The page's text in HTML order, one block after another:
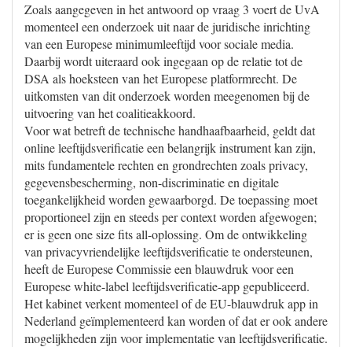
Zoals aangegeven in het antwoord op vraag 3 voert de UvA
momenteel een onderzoek uit naar de juridische inrichting
van een Europese minimumleeftijd voor sociale media.
Daarbij wordt uiteraard ook ingegaan op de relatie tot de
DSA als hoeksteen van het Europese platformrecht. De
uitkomsten van dit onderzoek worden meegenomen bij de
uitvoering van het coalitieakkoord.
Voor wat betreft de technische handhaafbaarheid, geldt dat
online leeftijdsverificatie een belangrijk instrument kan zijn,
mits fundamentele rechten en grondrechten zoals privacy,
gegevensbescherming, non-discriminatie en digitale
toegankelijkheid worden gewaarborgd. De toepassing moet
proportioneel zijn en steeds per context worden afgewogen;
er is geen one size fits all-oplossing. Om de ontwikkeling
van privacyvriendelijke leeftijdsverificatie te ondersteunen,
heeft de Europese Commissie een blauwdruk voor een
Europese white-label leeftijdsverificatie-app gepubliceerd.
Het kabinet verkent momenteel of de EU-blauwdruk app in
Nederland geïmplementeerd kan worden of dat er ook andere
mogelijkheden zijn voor implementatie van leeftijdsverificatie.